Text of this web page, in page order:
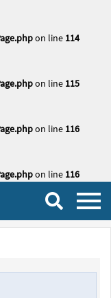
on line 114
on line 115
on line 116
on line 116